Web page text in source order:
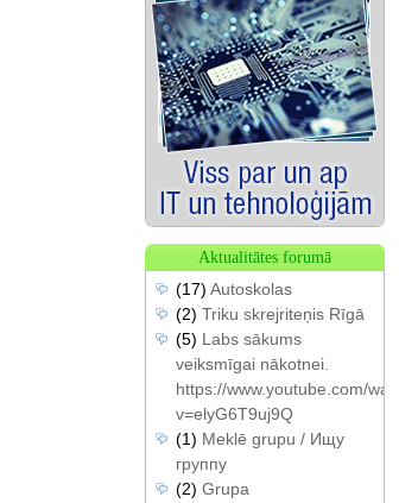
Aktualitātes forumā
(17) Autoskolas
(2) Triku skrejriteņis Rīgā
(5) Labs sākums
veiksmīgai nākotnei.
https://www.youtube.com/watch?
v=elyG6T9uj9Q
(1) Meklē grupu / Ищу
группу
(2) Grupa